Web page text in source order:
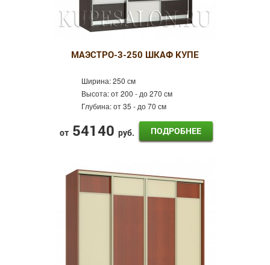
МАЭСТРО-3-250 ШКАФ КУПЕ
Ширина:250 см
Высота:от 200 - до 270 см
Глубина:от 35 - до 70 см
от 54140 руб. ПОДРОБНЕЕ